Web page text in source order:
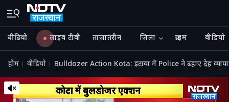
वीडियो लाइव टीवी ताजातरीन जिला क्राइम वीडियो
होम वीडियो Bulldozer Action Kota: इटावा में Police ने ढहाए देह